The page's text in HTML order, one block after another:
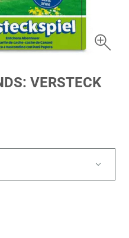
VERSTECK